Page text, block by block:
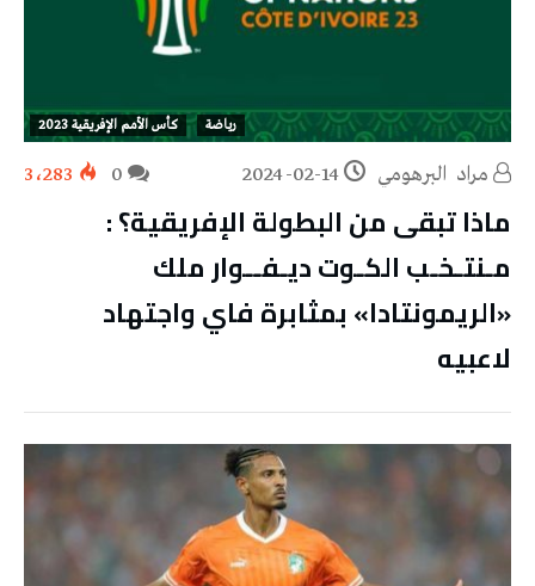
رياضة كأس الأمم الإفريقية 2023
مراد‭ ‬ البرهومي 2024-02-14 3٬283
ماذا تبقى من البطولة الإفريقية؟ :
مـنتـخـب الكـوت ديـفــوار ملك
«الريمونتادا» بمثابرة فاي واجتهاد
لاعبيه